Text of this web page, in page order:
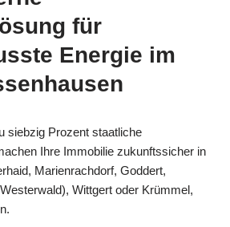
für
Energie im
siebzig Prozent staatliche
Ihre Immobilie zukunftssicher in
Marienrachdorf, Goddert,
Wittgert oder Krümmel,